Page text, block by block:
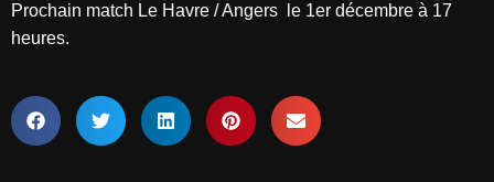
Prochain match Le Havre / Angers
le 1er décembre à 17
heures.